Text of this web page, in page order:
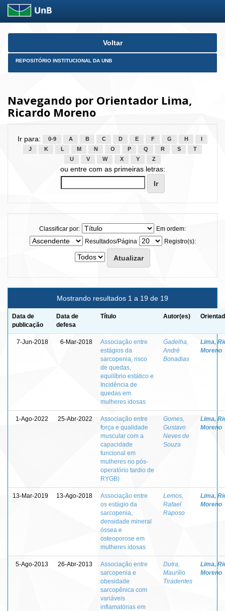
Skip
Voltar
REPOSITÓRIO INSTITUCIONAL DA UNB
Navegando por Orientador Lima,
Ricardo Moreno
Ir para: 0-9 A B C D E F G H
J
K L M N O P Q R S
T
U
V W X Y Z
ou entre com as primeiras letras:
Classificar por:
Em ordem:
Resultados/Página
Registro(s):
Mostrando resultados 1 a 19 de 19
Data de
publicação
Data de
defesa
Título Autor(es)
7-Jun-2018 6-Mar-2018
Associação entre
estágios da
sarcopenia, risco
de quedas,
equilíbrio estático e
Incidência de
quedas em
mulheres idosas
Gadelha,
André
Bonadias
Lima,
Moreno
1-Ago-2022 25-Abr-2022
Associação entre
força e qualidade
muscular com a
capacidade
funcional em
mulheres no pós-
operatório tardio de
RYGB)
Gomes,
Gustavo
Neves de
Souza
Lima,
Moreno
13-Mar-2019 13-Ago-2018
Associação entre
os estágio da
sarcopenia,
densidade mineral
óssea e
osteoporose em
mulheres idosas
Lemos,
Rafael
Raposo
Lima,
Moreno
5-Ago-2013 26-Abr-2013
Associação entre
sarcopenia e
obesidade
sarcopênica com
variáveis
inflamatórias em
Dutra,
Maurílio
Tiradentes
Lima,
Moreno